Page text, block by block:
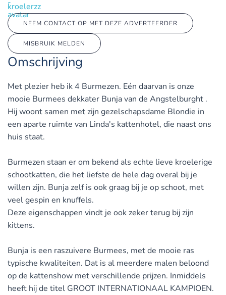
kroelerzz
NEEM CONTACT OP MET DEZE ADVERTEERDER
MISBRUIK MELDEN
Omschrijving
Met plezier heb ik 4 Burmezen. Eén daarvan is onze
mooie Burmees dekkater Bunja van de Angstelburght .
Hij woont samen met zijn gezelschapsdame Blondie in
een aparte ruimte van Linda's kattenhotel, die naast ons
huis staat.
Burmezen staan er om bekend als echte lieve kroelerige
schootkatten, die het liefste de hele dag overal bij je
willen zijn. Bunja zelf is ook graag bij je op schoot, met
veel gespin en knuffels.
Deze eigenschappen vindt je ook zeker terug bij zijn
kittens.
Bunja is een raszuivere Burmees, met de mooie ras
typische kwaliteiten. Dat is al meerdere malen beloond
op de kattenshow met verschillende prijzen. Inmiddels
heeft hij de titel GROOT INTERNATIONAAL KAMPIOEN.